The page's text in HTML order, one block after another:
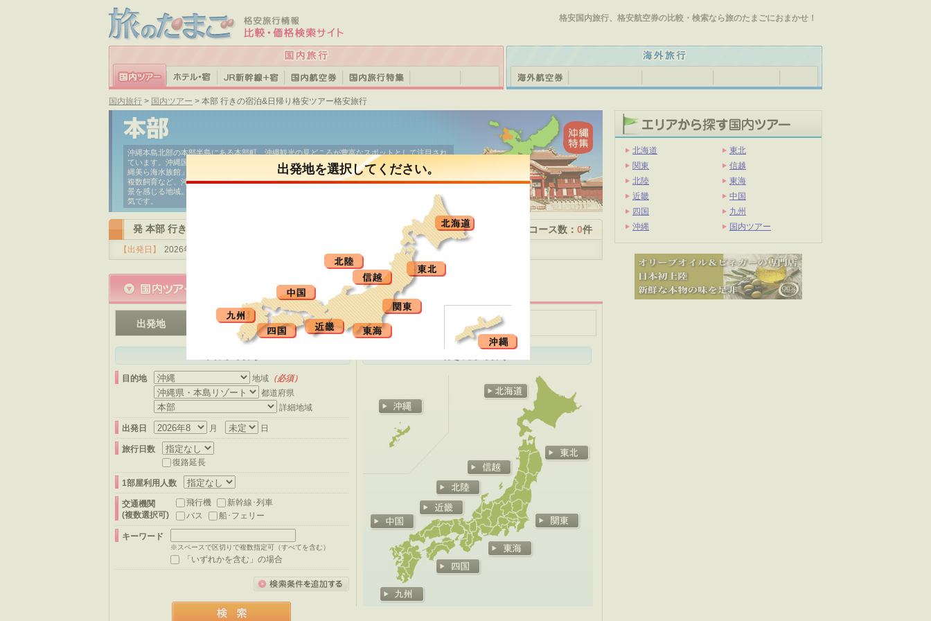
出発地を選択してください。
格安国内旅行、格安航空券の比較・検索なら旅のたまごにおまかせ！
国内旅行 > 国内ツアー > 本部 行きの宿泊&日帰り格安ツアー格安旅行
沖縄本島北部の本部半島にある本部町。沖縄観光の見どころが豊富なスポットとして注目され
ています。沖縄国際海洋博覧会が開催された「海洋博公園」内には、世界最大級の水族館「沖
縄美ら海水族館」が。世界初の生きたサンゴの大規模飼育をはじめ、ジンベエザメやマンタの
複数飼育など、沖縄ならではの展示は必見です。「備瀬のフクギ並木」は、古き良き沖縄の風
景を感じる地域。また本部半島の西にある「瀬底島」や「水納島」はビーチスポットとして人
気です。
発 本部 行き の条件で検索した国内ツアーの結果一覧 1ページ コース数： 0件
【出発日】 2026年8月未定
出発地 （必須）都道府県
目的地 地域 （必須）
都道府県
詳細地域
出発日 月 日
旅行日数
復路延長
1部屋利用人数
交通機関
(複数選択可)
飛行機
新幹線･列車
バス
船･フェリー
キーワード
※スペースで区切りで複数指定可（すべてを含む）
「いずれかを含む」の場合
北海道
東北
関東
信越
北陸
東海
近畿
中国
四国
九州
沖縄
国内ツアー